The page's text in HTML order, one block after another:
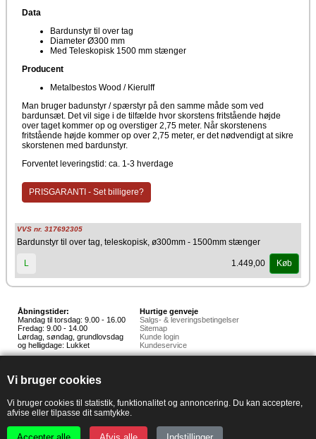
Vi bruger cookies
Vi bruger cookies til statistik, funktionalitet og annoncering. Du kan acceptere,
afvise eller tilpasse dit samtykke.
Data
Bardunstyr til over tag
Diameter Ø300 mm
Med Teleskopisk 1500 mm stænger
Producent
Metalbestos Wood / Kierulff
Man bruger badunstyr / spærstyr på den samme måde som ved
bardunsæt. Det vil sige i de tilfælde hvor skorstens fritstående højde
over taget kommer op og overstiger 2,75 meter. Når skorstenens
fritstående højde kommer op over 2,75 meter, er det nødvendigt at sikre
skorstenen med bardunstyr.
Forventet leveringstid: ca. 1-3 hverdage
PRISGARANTI - Set billigere?
VVS nr. 317692305
Bardunstyr til over tag, teleskopisk, ø300mm - 1500mm stænger
L 1.449,00 Køb
Åbningstider:
Mandag til torsdag: 9.00 - 16.00
Fredag: 9.00 - 14.00
Lørdag, søndag, grundlovsdag
og helligdage: Lukket
Hurtige genveje
Salgs- & leveringsbetingelser
Sitemap
Kunde login
Kundeservice
Hunnerupvej 3, 6920 Videbæk
E-mail:salg@hedestoker.dk
PA: